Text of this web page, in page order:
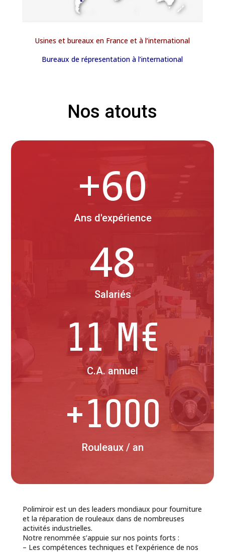
Usines et bureaux en France et à l’international
Bureaux de répresentation à l’international
Nos atouts
+60
Ans d'expérience
48
Salariés
11 M€
C.A. annuel
+1000
Rouleaux / an
Polimiroir est un des leaders mondiaux pour fourniture
et la réparation de rouleaux dans de nombreuses
activités industrielles.
Notre renommée s’appuie sur nos points forts :
– Les compétences techniques et l’expérience de nos